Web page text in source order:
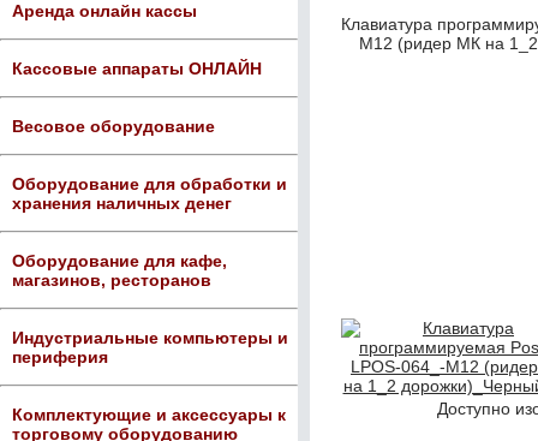
Аренда онлайн кассы
Кассовые аппараты ОНЛАЙН
Весовое оборудование
Оборудование для обработки и
хранения наличных денег
Оборудование для кафе,
магазинов, ресторанов
Индустриальные компьютеры и
периферия
Комплектующие и аксессуары к
торговому оборудованию
Клавиатура
М12 (ридер МК на
Доступно